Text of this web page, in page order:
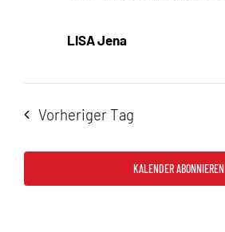
LISA Jena
Vorheriger Tag
KALENDER ABONNIEREN